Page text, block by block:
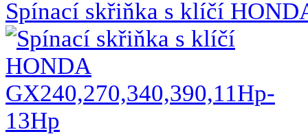
Spínací skřiňka s klíčí